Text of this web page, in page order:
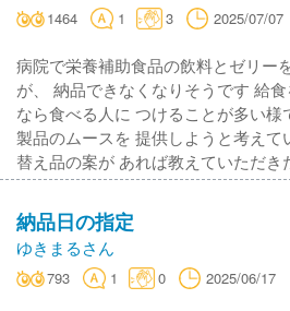
1464 1 3 2025/07/07
病院で栄養補助食品の飲料とゼリー
が、 納品できなくなりそうです 給
なら食べる人に つけることが多い
製品のムースを 提供しようと考え
替え品の案が あれば教えていただ
納品日の指定
ゆきまるさん
793 1 0 2025/06/17